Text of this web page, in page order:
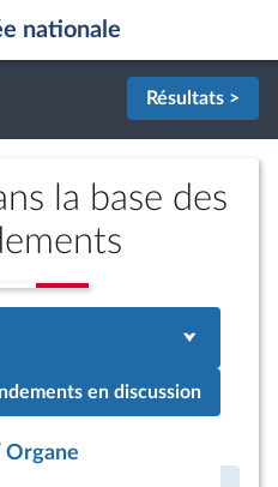
nationale
Résultats >
la base des
en discussion
Organe